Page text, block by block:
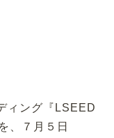
ィング『LSEED
、７月５日